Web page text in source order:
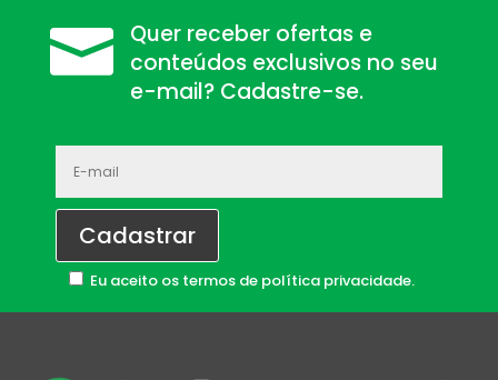
 Quer receber ofertas e
conteúdos exclusivos no seu
e-mail? Cadastre-se.
Eu aceito os termos de política privacidade.